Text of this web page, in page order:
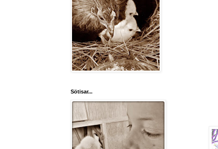
Sötisar...